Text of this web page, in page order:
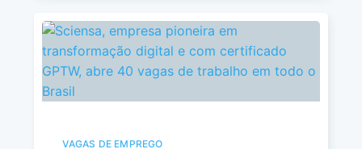
VAGAS DE EMPREGO